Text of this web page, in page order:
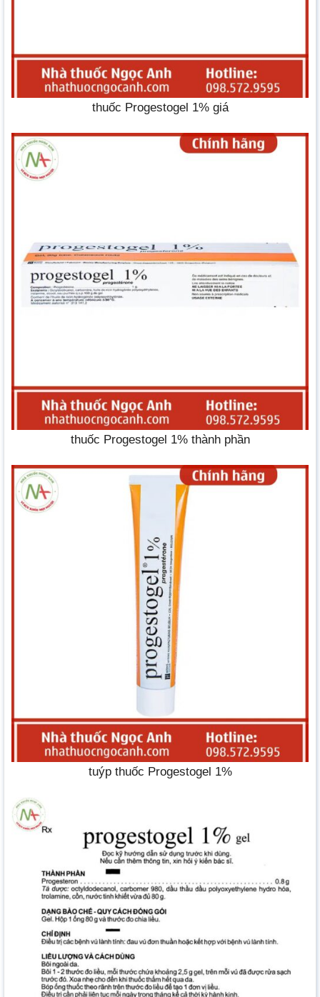
thuốc Progestogel 1% giá
thuốc Progestogel 1% thành phần
tuýp thuốc Progestogel 1%